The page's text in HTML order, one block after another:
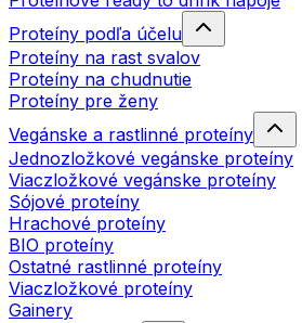
Proteíny podľa účelu
Proteíny na rast svalov
Proteíny na chudnutie
Proteíny pre ženy
Vegánske a rastlinné proteíny
Jednozložkové vegánske proteíny
Viaczložkové vegánske proteíny
Sójové proteíny
Hrachové proteíny
BIO proteíny
Ostatné rastlinné proteíny
Viaczložkové proteíny
Gainery